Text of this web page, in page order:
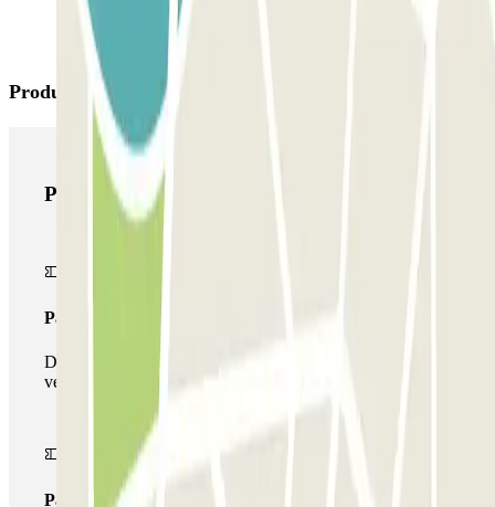
Productes de Parclick
Productes de Parclick
Passi simple
Durant la teva estada podràs entrar i sortir una única
vegada al pàrquing
Passi multipàrquing